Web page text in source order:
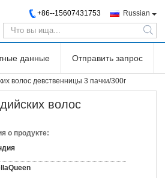
Russian
+86--15607431753
search
данные Отправить запрос
волос девственницы 3 пачки/300г
волос
о продукте: